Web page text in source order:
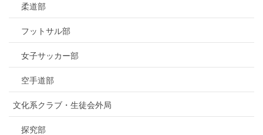
柔道部
フットサル部
女子サッカー部
空手道部
文化系クラブ・生徒会外局
探究部